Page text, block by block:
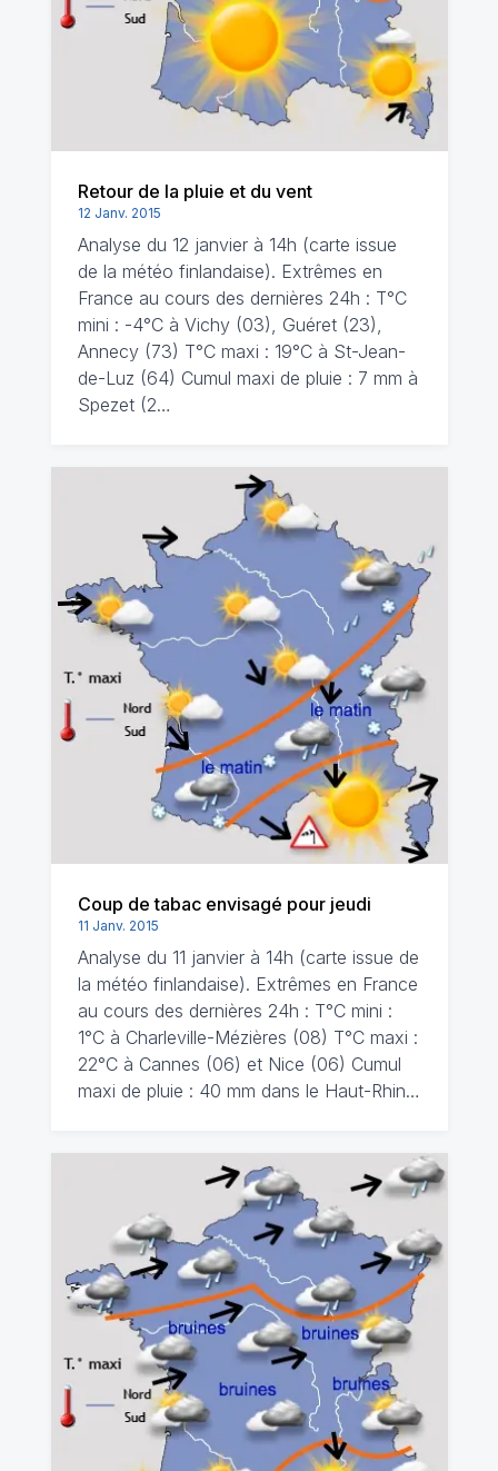
Retour de la pluie et du vent
12 Janv. 2015
Analyse du 12 janvier à 14h (carte issue
de la météo finlandaise). Extrêmes en
France au cours des dernières 24h : T°C
mini : -4°C à Vichy (03), Guéret (23),
Annecy (73) T°C maxi : 19°C à St-Jean-
de-Luz (64) Cumul maxi de pluie : 7 mm à
Spezet (2…
Coup de tabac envisagé pour jeudi
11 Janv. 2015
Analyse du 11 janvier à 14h (carte issue de
la météo finlandaise). Extrêmes en France
au cours des dernières 24h : T°C mini :
1°C à Charleville-Mézières (08) T°C maxi :
22°C à Cannes (06) et Nice (06) Cumul
maxi de pluie : 40 mm dans le Haut-Rhin…